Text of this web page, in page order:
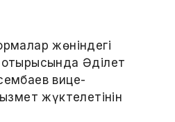
жөніндегі
отырысында Әділет
вице-
жүктелетінін